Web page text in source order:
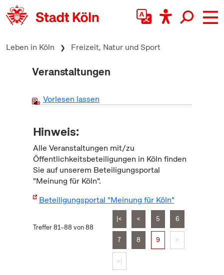
zum Inhalt springen
Leben in Köln Freizeit, Natur und Sport
Veranstaltungen
Vorlesen lassen
Hinweis:
Alle Veranstaltungen mit/zu
Öffentlichkeitsbeteiligungen in Köln finden
Sie auf unserem Beteiligungsportal
"Meinung für Köln".
Beteiligungsportal "Meinung für Köln"
Treffer 81–88 von 88
|< < 5 6
7 8 9 >
>|